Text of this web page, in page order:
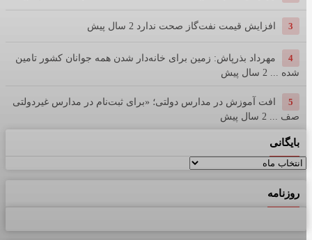
افزایش قیمت نفت‌گاز صحت ندارد2 سال پیش
مهرداد بذرپاش: زمین برای خانه‌دار شدن همه جوانان کشور تامین
شده ...2 سال پیش
افت آموزش در مدارس دولتی؛ «برای ثبت‌نام در مدارس غیردولتی
صف ...2 سال پیش
بایگانی
بایگانی
روزنامه